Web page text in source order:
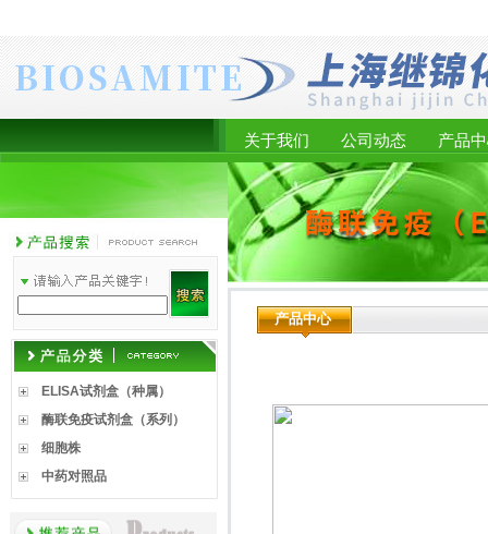
关于我们 公司动态 产品
ELISA试剂盒（种属）
酶联免疫试剂盒（系列）
细胞株
中药对照品
产品中心